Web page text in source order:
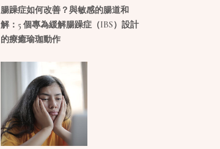
腸躁症如何改善？與敏感的腸道和
解：5 個專為緩解腸躁症（IBS）設計
的療癒瑜珈動作